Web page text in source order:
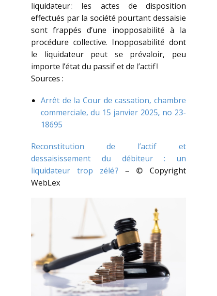
liquidateur : les actes de disposition
effectués par la société pourtant dessaisie
sont frappés d’une inopposabilité à la
procédure collective. Inopposabilité dont
le liquidateur peut se prévaloir, peu
importe l’état du passif et de l’actif !
Sources :
Arrêt de la Cour de cassation, chambre
commerciale, du 15 janvier 2025, no 23-
18695
Reconstitution de l’actif et
dessaisissement du débiteur : un
liquidateur trop zélé ? – © Copyright
WebLex